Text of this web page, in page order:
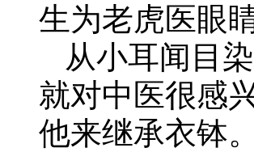
生为老虎医眼
从小耳闻目
就对中医很感
他来继承衣钵